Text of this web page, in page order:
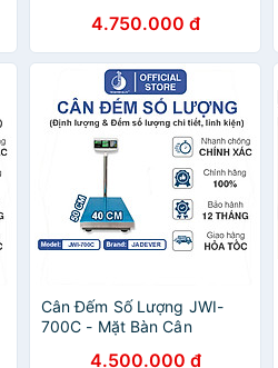
4.750.000 đ
Cân Đếm Số Lượng JWI-
700C - Mặt Bàn Cân
4.500.000 đ